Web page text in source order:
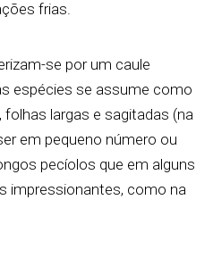
frias.
se por um caule
espécies se assume como
largas e sagitadas (na
em pequeno número ou
pecíolos que em alguns
impressionantes, como na